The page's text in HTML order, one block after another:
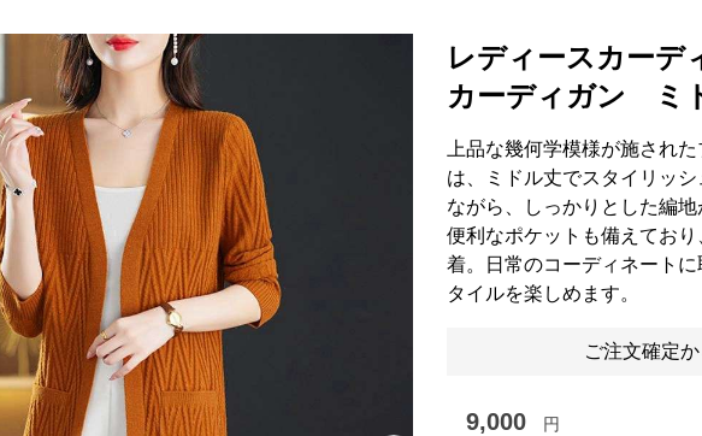
レディースカーデ
カーディガン ミ
上品な幾何学模様が施され
は、ミドル丈でスタイリッ
ながら、しっかりとした編
便利なポケットも備えてお
着。日常のコーディネート
タイルを楽しめます。
ご注文確定
9,000 円